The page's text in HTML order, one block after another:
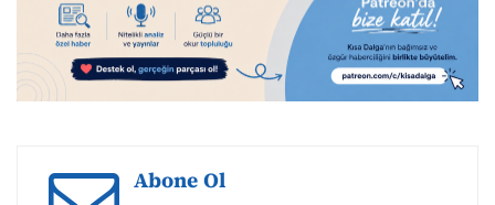
Abone Ol